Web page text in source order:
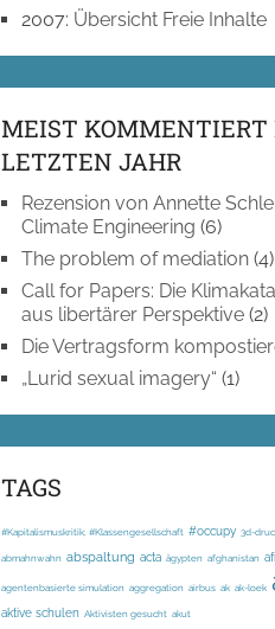
2007: Übersicht Freie Inhalte
MEIST
LETZTEN JAHR
Rezension von Annette
Climate Engineering (6)
The problem of mediation (4)
Call for Papers: Die
aus libertärer Perspektive (2)
Die Vertragsform
„Lurid sexual imagery“ (1)
TAGS
#Kapitalismuskritik; #Klassengesellschaft #occupy 3d-
abmahnwahn abspaltung acta ägypten afghanistan
agentenbasierte simulation aggregation airbus ak ak-loek
aktive schulen Aktivisten gesucht akut